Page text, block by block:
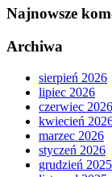
Najnowsze
Archiwa
sierpień 2026
lipiec 2026
czerwiec 2026
kwiecień
marzec 2026
styczeń 2026
grudzień 2025